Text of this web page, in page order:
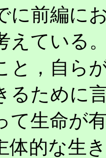
に前編に
えている
と，自ら
るために
て生命が
体的な生